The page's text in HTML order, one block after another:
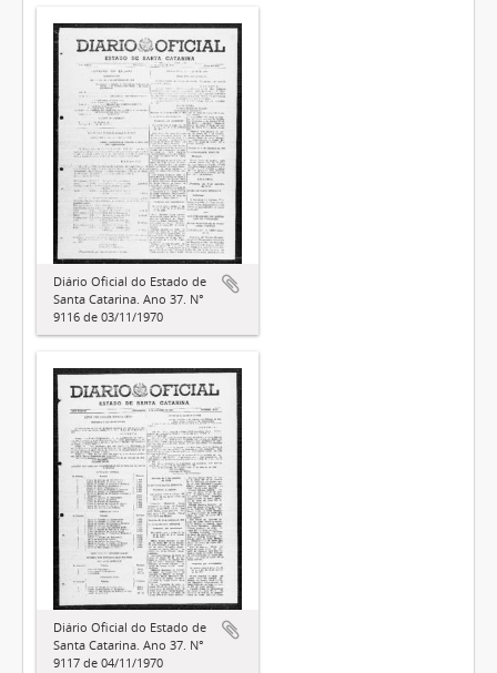
Diário Oficial do Estado de
Santa Catarina. Ano 37. N°
9116 de 03/11/1970
Diário Oficial do Estado de
Santa Catarina. Ano 37. N°
9117 de 04/11/1970